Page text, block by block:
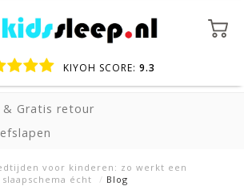
KIYOH SCORE: 9.3
& Gratis retour
voor kinderen: zo werkt een
slaapschema écht
/ Blog